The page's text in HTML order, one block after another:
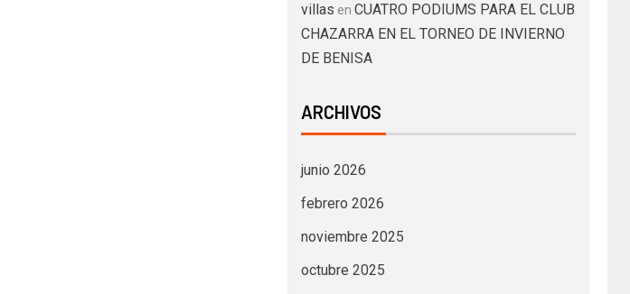
villas en CUATRO PODIUMS PARA EL CLUB
CHAZARRA EN EL TORNEO DE INVIERNO
DE BENISA
ARCHIVOS
junio 2026
febrero 2026
noviembre 2025
octubre 2025